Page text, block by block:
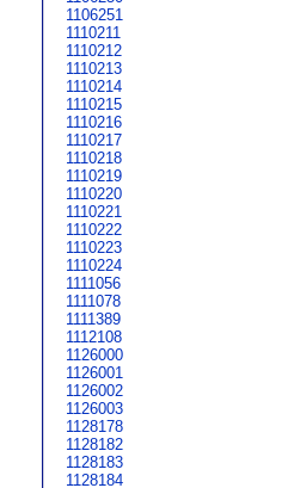
1106251
1110211
1110212
1110213
1110214
1110215
1110216
1110217
1110218
1110219
1110220
1110221
1110222
1110223
1110224
1111056
1111078
1111389
1112108
1126000
1126001
1126002
1126003
1128178
1128182
1128183
1128184